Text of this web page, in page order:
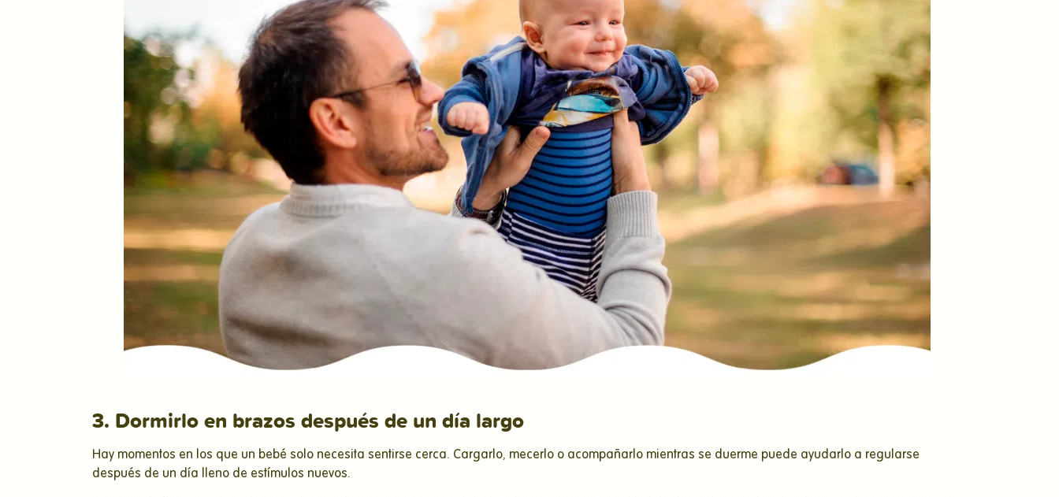
3. Dormirlo en brazos después de un día largo
Hay momentos en los que un bebé solo necesita sentirse cerca. Cargarlo, mecerlo o acompañarlo mientras se duerme puede ayudarlo a regularse
después de un día lleno de estímulos nuevos.